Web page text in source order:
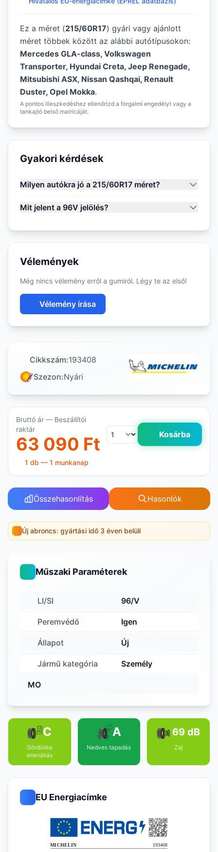
Ez a méret (215/60R17) gyári vagy ajánlott
méret többek között az alábbi autótípusokon:
Mercedes GLA-class, Volkswagen
Transporter, Hyundai Creta, Jeep Renegade,
Mitsubishi ASX, Nissan Qashqai, Renault
Duster, Opel Mokka.
A pontos illeszkedéshez ellenőrizd a forgalmi engedélyt vagy a
tankajtó belső matricáját.
Gyakori kérdések
Milyen autókra jó a 215/60R17 méret?
Mit jelent a 96V jelölés?
Vélemények
Még nincs vélemény erről a gumiról. Légy te az első!
Vélemény írása
Cikkszám:193408
Szezon:Nyári
Bruttó ár — Beszállítói
raktár
63 090 Ft Kosárba
1 db — 1 munkanap
Összehasonlítás Hasonlók
Új abroncs: gyártási idő 3 éven belüli
Műszaki Paraméterek
LI/SI 96/V
Peremvédő Igen
Állapot Új
Jármű kategória Személy
MO
C
Gördülési
ellenállás
A
Nedves tapadás
69 dB
Zaj
EU Energiacímke